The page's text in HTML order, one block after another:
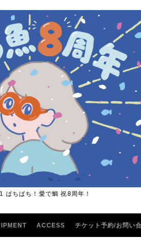
ぱちぱち！愛で鯛 祝8周年！
ACCESS チケット予約/お問い